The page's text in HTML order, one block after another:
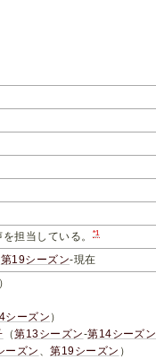
を担当している。 *1
第19シーズン-現在
シーズン ）
（第13シーズン-第14シーズン
ーズン 、第19シーズン ）